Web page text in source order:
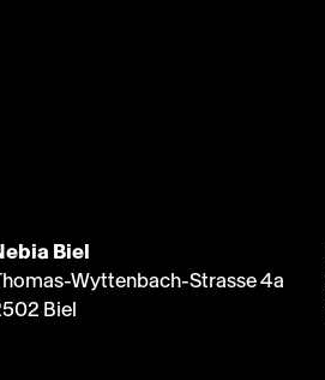
Biel
Wyttenbach-Strasse 4a
Biel